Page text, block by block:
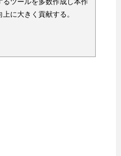
に大きく貢献する。